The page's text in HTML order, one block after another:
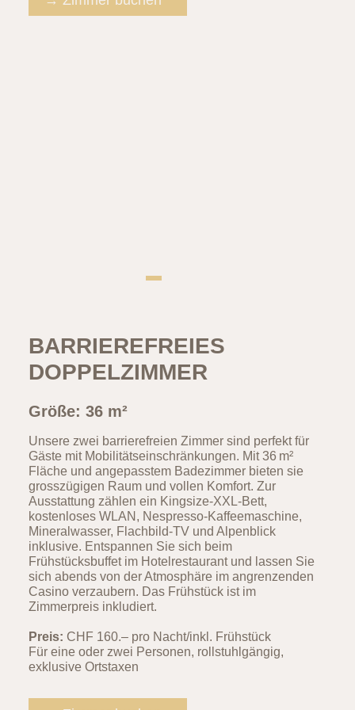
BARRIEREFREIES
DOPPELZIMMER
Größe: 36 m²
Unsere zwei barrierefreien Zimmer sind perfekt für
Gäste mit Mobilitätseinschränkungen. Mit 36 m²
Fläche und angepasstem Badezimmer bieten sie
grosszügigen Raum und vollen Komfort. Zur
Ausstattung zählen ein Kingsize-XXL-Bett,
kostenloses WLAN, Nespresso-Kaffeemaschine,
Mineralwasser, Flachbild-TV und Alpenblick
inklusive. Entspannen Sie sich beim
Frühstücksbuffet im Hotelrestaurant und lassen Sie
sich abends von der Atmosphäre im angrenzenden
Casino verzaubern. Das Frühstück ist im
Zimmerpreis inkludiert.
Preis: CHF 160.– pro Nacht/inkl. Frühstück
Für eine oder zwei Personen, rollstuhlgängig,
exklusive Ortstaxen